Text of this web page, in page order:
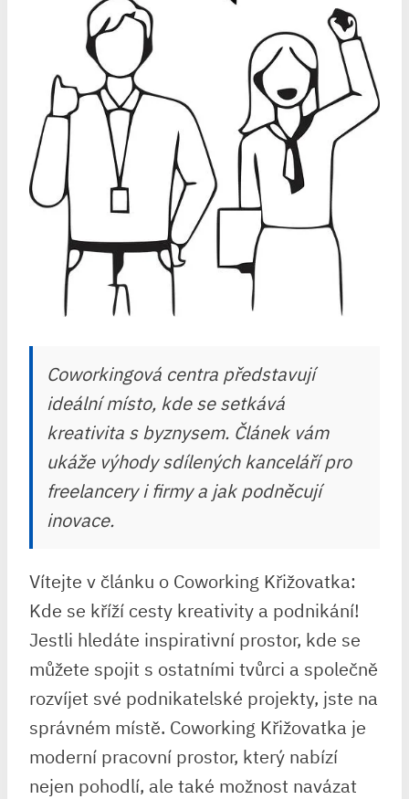
Coworkingová centra představují
ideální místo, kde se setkává
kreativita s byznysem. Článek vám
ukáže výhody sdílených kanceláří pro
freelancery i firmy a jak podněcují
inovace.
Vítejte v článku o Coworking Křižovatka:
Kde se kříží cesty kreativity a podnikání!
Jestli hledáte inspirativní prostor, kde se
můžete spojit s ostatními tvůrci a společně
rozvíjet své podnikatelské projekty, jste na
správném místě. Coworking Křižovatka je
moderní pracovní prostor, který nabízí
nejen pohodlí, ale také možnost navázat